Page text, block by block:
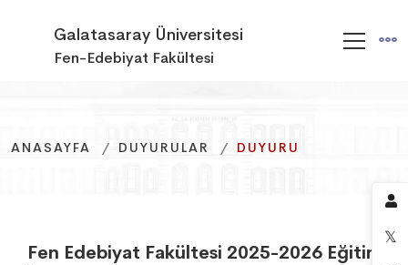
Galatasaray Üniversitesi
Fen-Edebiyat Fakültesi
ANASAYFA DUYURULAR DUYURU
ANASAYFA DUYURULAR DUYURU
ANASAYFA DUYURULAR DUYURU
Fen Edebiyat Fakültesi 2025-2026 Eğitim